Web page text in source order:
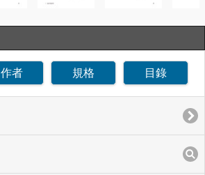
作者 規格 目錄